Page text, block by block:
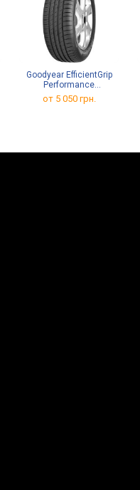
Goodyear EfficientGrip
Performance
225/55 R18 102V Volvo
от 5 050 грн.